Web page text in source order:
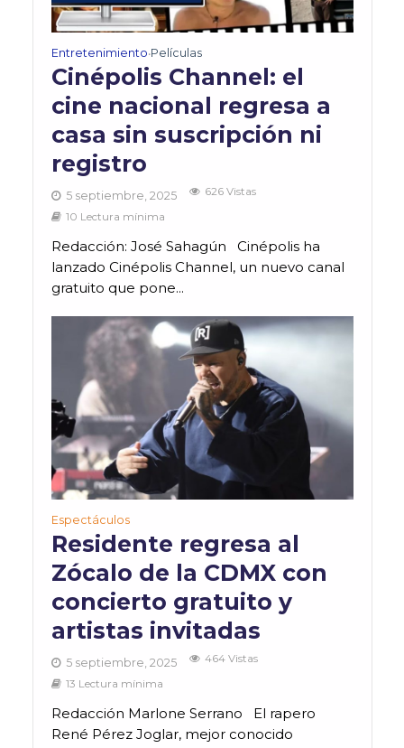
Entretenimiento•Películas
Cinépolis Channel: el
cine nacional regresa a
casa sin suscripción ni
registro
5 septiembre, 2025
626 Vistas
10 Lectura mínima
Redacción: José Sahagún Cinépolis ha
lanzado Cinépolis Channel, un nuevo canal
gratuito que pone...
Espectáculos
Residente regresa al
Zócalo de la CDMX con
concierto gratuito y
artistas invitadas
5 septiembre, 2025
464 Vistas
13 Lectura mínima
Redacción Marlone Serrano El rapero
René Pérez Joglar, mejor conocido